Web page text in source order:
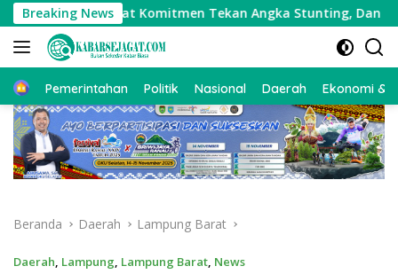
Langsung
ke
konten
Breaking News
Perkuat Komitmen Tekan Angka Stunting, Dan Salurkan
Beranda
Pemerintahan Politik Nasional Daerah Ekonomi &
Beranda Daerah Lampung Barat
Daerah Lampung Lampung Barat News